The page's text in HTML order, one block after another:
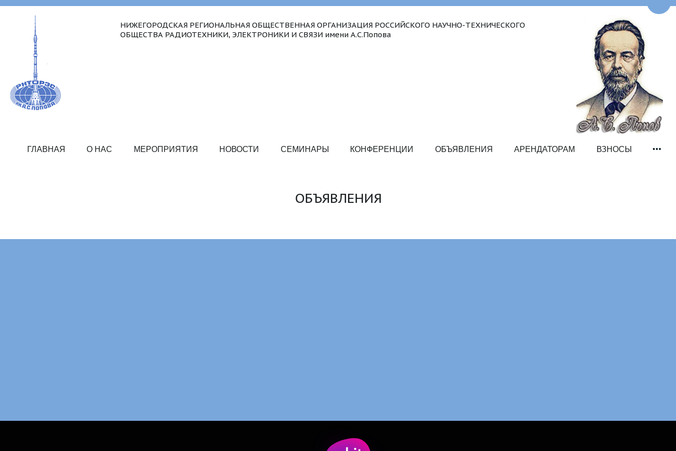
НИЖЕГОРОДСКАЯ РЕГИОНАЛЬНАЯ ОБЩЕСТВЕННАЯ ОРГАНИЗАЦИЯ РОССИЙСКОГО НАУЧНО-ТЕХНИЧЕСКОГО
ОБЩЕСТВА РАДИОТЕХНИКИ, ЭЛЕКТРОНИКИ И СВЯЗИ имени А.С.Попова
ГЛАВНАЯ О НАС МЕРОПРИЯТИЯ НОВОСТИ СЕМИНАРЫ КОНФЕРЕНЦИИ ОБЪЯВЛЕНИЯ АРЕНДАТОРАМ ВЗНОСЫ
ОБЪЯВЛЕНИЯ